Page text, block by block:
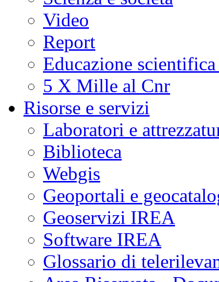
Video
Report
Educazione
5 X Mille al Cnr
Risorse e servizi
Laboratori e
Biblioteca
Webgis
Geoportali e
Geoservizi IREA
Software IREA
Glossario di